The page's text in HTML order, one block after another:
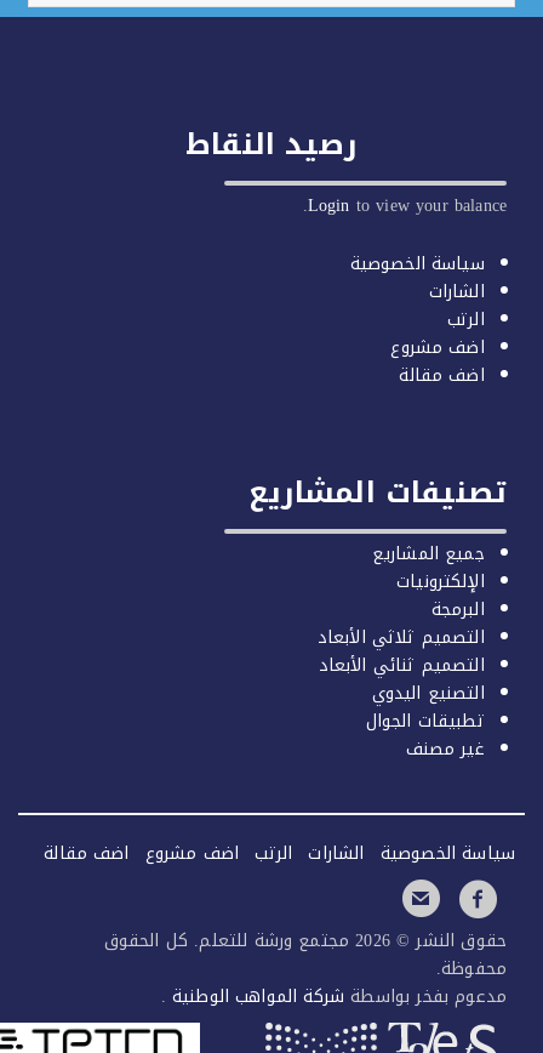
رصيد النقاط
Loginto view your
سياسة الخصوصية
الشارات
الرتب
اضف مشروع
اضف مقالة
المشاريع
جميع المشاريع
الإلكترونيات
البرمجة
التصميم ثلاثي الأبعاد
التصميم ثنائي الأبعاد
التصنيع اليدوي
تطبيقات الجوال
غير مصنف
الخصوصية الشارات الرتب اضف مشروع اضف مقالة
حقوق النشر © 2026 مجتمع ورشة للتعلم. كل الحقوق
بفخر بواسطةشركة المواهب الوطنية.